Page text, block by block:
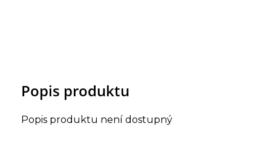
Popis produktu
Popis produktu není dostupný